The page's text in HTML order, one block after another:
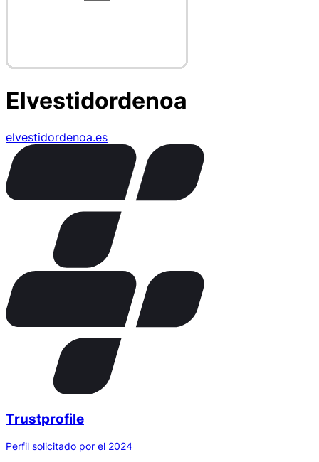
Elvestidordenoa
elvestidordenoa.es
Trustprofile
Perfil solicitado por el 2024